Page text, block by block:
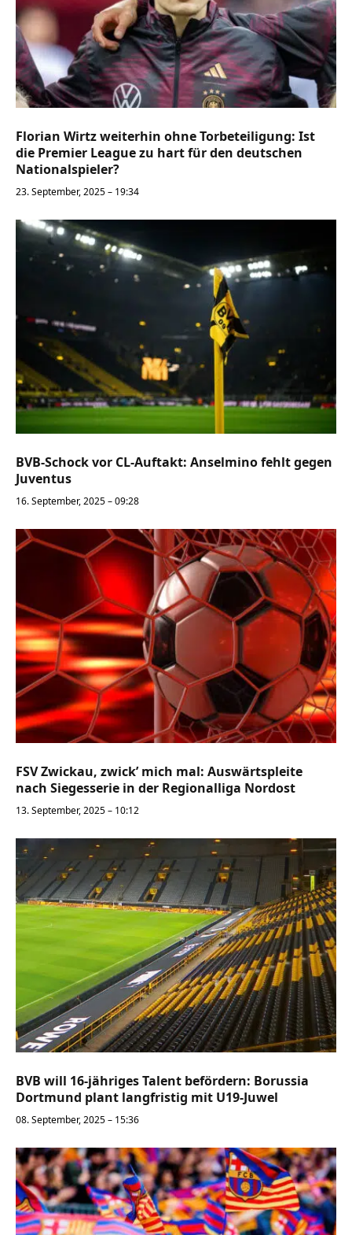
Florian Wirtz weiterhin ohne Torbeteiligung: Ist
die Premier League zu hart für den deutschen
Nationalspieler?
23. September, 2025 – 19:34
BVB-Schock vor CL-Auftakt: Anselmino fehlt gegen
Juventus
16. September, 2025 – 09:28
FSV Zwickau, zwick’ mich mal: Auswärtspleite
nach Siegesserie in der Regionalliga Nordost
13. September, 2025 – 10:12
BVB will 16-jähriges Talent befördern: Borussia
Dortmund plant langfristig mit U19-Juwel
08. September, 2025 – 15:36